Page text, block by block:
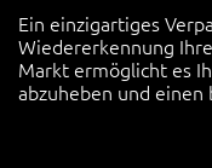
Ein einzigartiges
Wiedererkennung
Markt ermöglicht es
abzuheben und einen